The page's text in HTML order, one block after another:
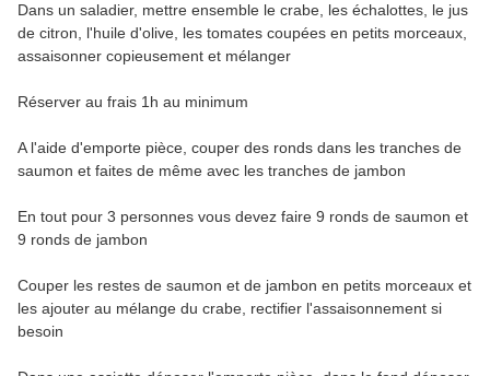
Dans un saladier, mettre ensemble le crabe, les échalottes, le jus
de citron, l'huile d'olive, les tomates coupées en petits morceaux,
assaisonner copieusement et mélanger
Réserver au frais 1h au minimum
A l'aide d'emporte pièce, couper des ronds dans les tranches de
saumon et faites de même avec les tranches de jambon
En tout pour 3 personnes vous devez faire 9 ronds de saumon et
9 ronds de jambon
Couper les restes de saumon et de jambon en petits morceaux et
les ajouter au mélange du crabe, rectifier l'assaisonnement si
besoin